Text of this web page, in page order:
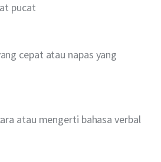
pucat
cepat atau napas yang
atau mengerti bahasa verbal